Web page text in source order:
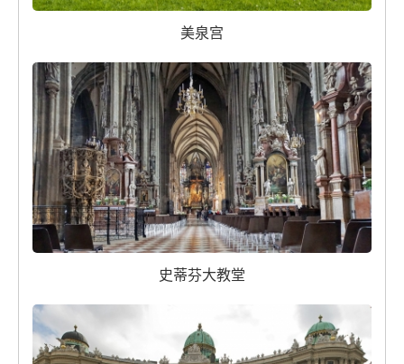
美泉宫
史蒂芬大教堂